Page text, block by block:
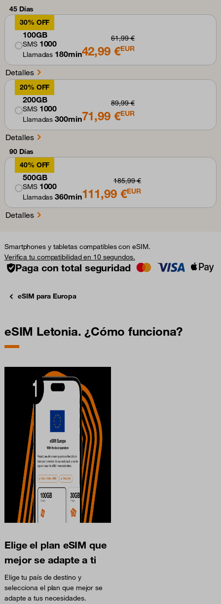
45 Días
30% OFF
100GB
SMS 1000
Llamadas 180min
61,99 €
42,99 €EUR
Detalles
20% OFF
200GB
SMS 1000
Llamadas300min
89,99 €
71,99 €EUR
Detalles
90 Días
40% OFF
500GB
SMS 1000
Llamadas360min
185,99 €
111,99 €EUR
Detalles
Smartphones y tabletas compatibles con eSIM.
Verifica tu compatibilidad en 10 segundos.
Paga con total seguridad
eSIM para Europa
eSIM Letonia. ¿Cómo funciona?
Elige el plan eSIM que
mejor se adapte a ti
Elige tu país de destino y
selecciona el plan que mejor se
adapte a tus necesidades.